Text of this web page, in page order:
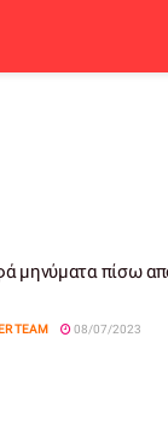
μηνύματα πίσω
TEAM 08/07/2023